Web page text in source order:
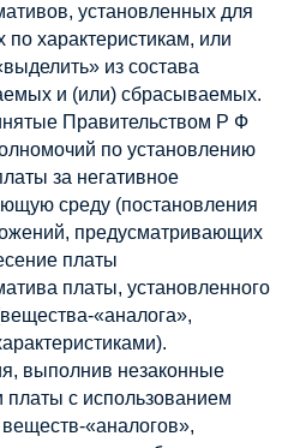
установленных для
по характеристикам, или
из состава
и (или) сбрасываемых.
Правительством Р Ф
по установлению
за негативное
среду (постановления
предусматривающих
платы
платы, установленного
«аналога»,
выполнив незаконные
платы с использованием
«аналогов»,